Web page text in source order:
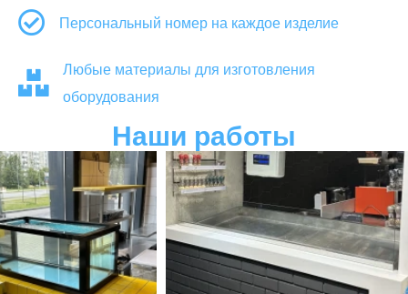
Персональный номер на каждое изделие
Любые материалы для изготовления
оборудования
Наши работы